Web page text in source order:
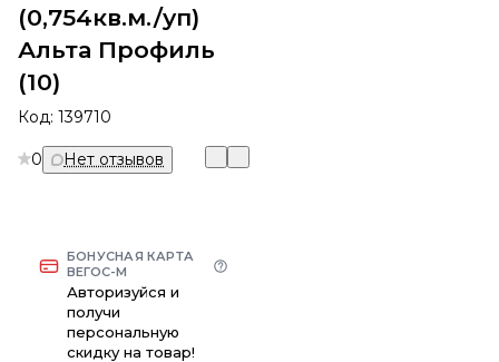
(0,754кв.м./уп)
Альта Профиль
(10)
Код: 139710
0 Нет отзывов
БОНУСНАЯ КАРТА
ВЕГОС-М
Авторизуйся и
получи
персональную
скидку на товар!